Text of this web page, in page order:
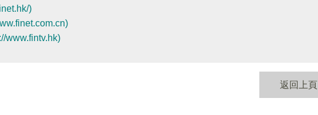
)
www.fintv.hk)
返回上頁